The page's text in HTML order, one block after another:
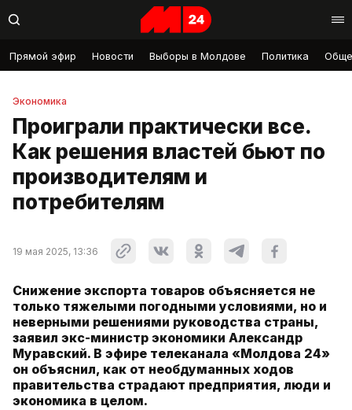
Прямой эфир Новости Выборы в Молдове Политика
Экономика
Проиграли практически все.
Как решения властей бьют по
производителям и
потребителям
19 мая 2025, 13:36
Снижение экспорта товаров объясняется не
только тяжелыми погодными условиями, но и
неверными решениями руководства страны,
заявил экс-министр экономики Александр
Муравский. В эфире телеканала «Молдова 24»
он объяснил, как от необдуманных ходов
правительства страдают предприятия, люди и
экономика в целом.